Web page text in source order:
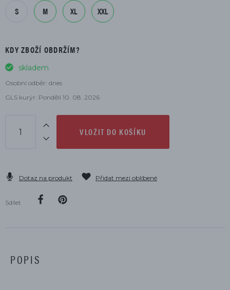
S M XL XXL
KDY ZBOŽÍ OBDRŽÍM?
skladem
Osobní odběr: dnes
GLS kurýr: Pondělí 10. 08. 2026
VLOŽIT DO KOŠÍKU
Dotaz na produkt Přidat mezi oblíbené
Sdílet
POPIS